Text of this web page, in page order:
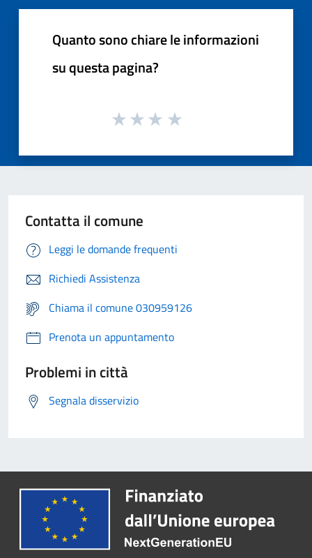
Quanto sono chiare le informazioni
su questa pagina?
Contatta il comune
Leggi le domande frequenti
Richiedi Assistenza
Chiama il comune 030959126
Prenota un appuntamento
Problemi in città
Segnala disservizio